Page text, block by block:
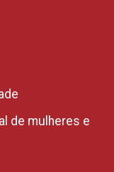
de mulheres e